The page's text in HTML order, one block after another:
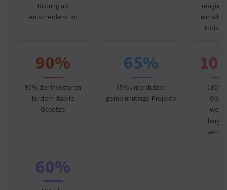
Bildung als
entscheidend an
90%
90% der Investoren
fordern stabile
Gesetze
65%
65% unterstützen
gemeinnützige Projekte
100%
60%